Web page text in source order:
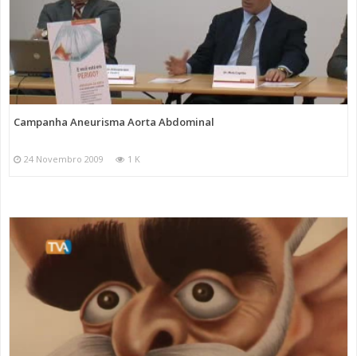
Campanha Aneurisma Aorta Abdominal
24 Novembro 2009 1 K